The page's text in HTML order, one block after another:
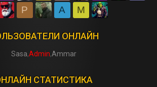
P A M
ОНЛАЙН
Sasa Admin Ammar
СТАТИСТИКА